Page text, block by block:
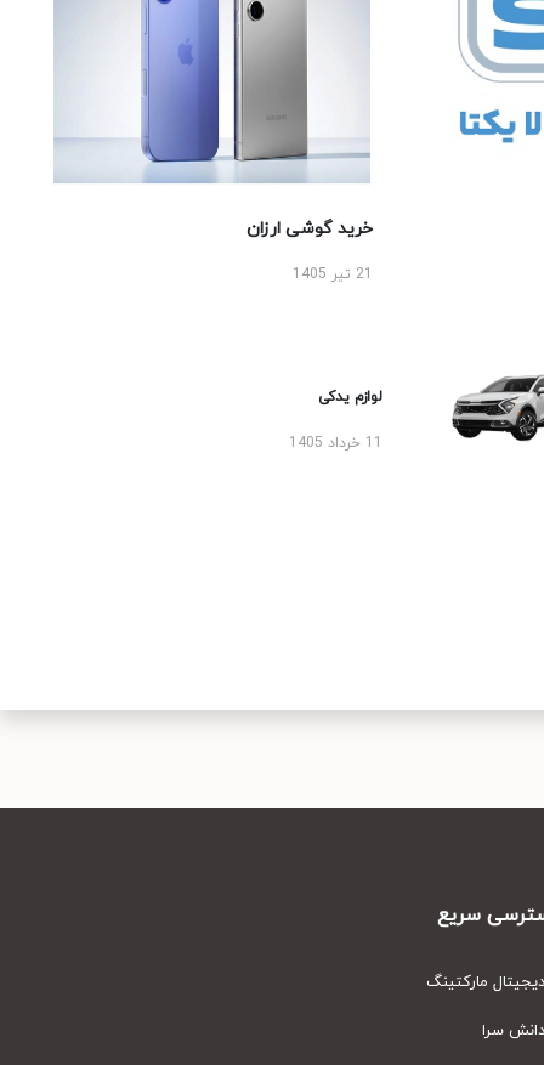
خرید گوشی ارزان
لوازم یدکی
سریع
مارکتینگ
سرا